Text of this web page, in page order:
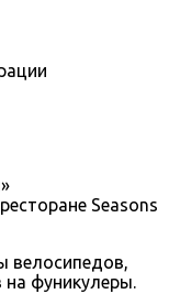
Seasons
велосипедов,
на фуникулеры.